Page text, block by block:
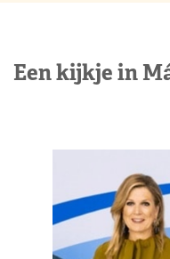
Een kijkje in